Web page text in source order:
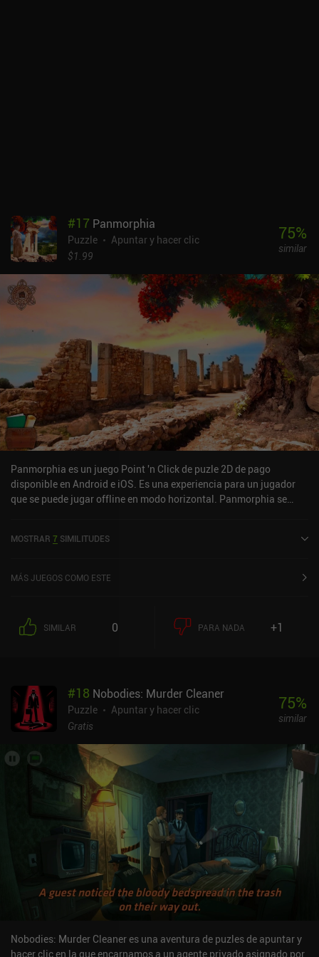
#17 Panmorphia
Puzzle
Apuntar y hacer clic
$1.99
75%
similar
Panmorphia es un juego Point 'n Click de puzle 2D de pago
disponible en Android e iOS. Es una experiencia para un jugador
que se puede jugar offline en modo horizontal. Panmorphia se
MOSTRAR 7 SIMILITUDES
MÁS JUEGOS COMO ESTE
SIMILAR 0 PARA NADA +1
#18 Nobodies: Murder Cleaner
Puzzle
Apuntar y hacer clic
Gratis
75%
similar
Nobodies: Murder Cleaner es una aventura de puzles de apuntar y
hacer clic en la que encarnamos a un agente privado asignado por